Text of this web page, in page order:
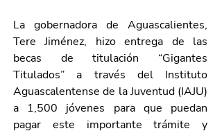
La gobernadora de Aguascalientes,
Tere Jiménez, hizo entrega de las
becas de titulación “Gigantes
Titulados” a través del Instituto
Aguascalentense de la Juventud (IAJU)
a 1,500 jóvenes para que puedan
pagar este importante trámite y